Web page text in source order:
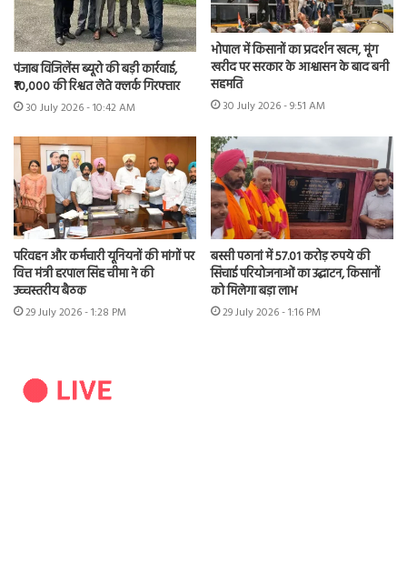
पंजाब विजिलेंस ब्यूरो की बड़ी कार्रवाई,
₹10,000 की रिश्वत लेते क्लर्क गिरफ्तार
30 July 2026 - 10:42 AM
भोपाल में किसानों का प्रदर्शन खत्म, मूंग
खरीद पर सरकार के आश्वासन के बाद बनी
सहमति
30 July 2026 - 9:51 AM
परिवहन और कर्मचारी यूनियनों की मांगों पर
वित्त मंत्री हरपाल सिंह चीमा ने की
उच्चस्तरीय बैठक
29 July 2026 - 1:28 PM
बस्सी पठानां में 57.01 करोड़ रुपये की
सिंचाई परियोजनाओं का उद्घाटन, किसानों
को मिलेगा बड़ा लाभ
29 July 2026 - 1:16 PM